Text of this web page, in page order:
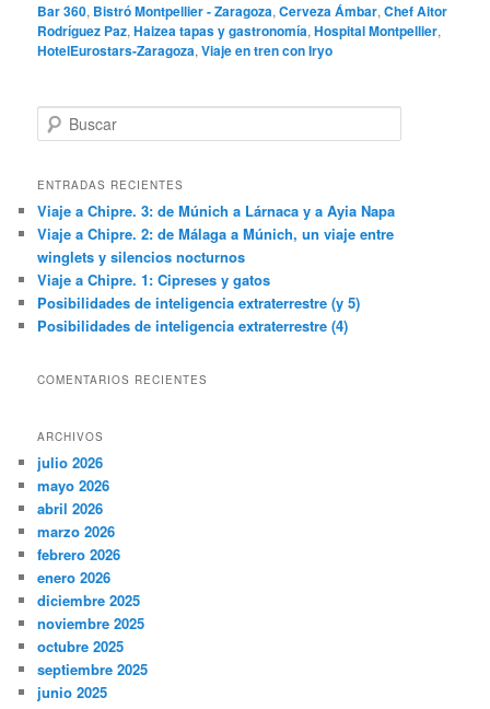
Bar 360, Bistró Montpellier - Zaragoza,Cerveza Ámbar,Chef Aitor
Rodríguez Paz,Haizea tapas y gastronomía,Hospital Montpellier,
HotelEurostars-Zaragoza,Viaje en tren con Iryo
u
c
r
ENTRADAS RECIENTES
Viaje a Chipre. 3: de Múnich a Lárnaca y a Ayia Napa
Viaje a Chipre. 2: de Málaga a Múnich, un viaje entre
winglets y silencios nocturnos
Viaje a Chipre. 1: Cipreses y gatos
Posibilidades de inteligencia extraterrestre (y 5)
Posibilidades de inteligencia extraterrestre (4)
COMENTARIOS RECIENTES
ARCHIVOS
julio 2026
mayo 2026
abril 2026
marzo 2026
febrero 2026
enero 2026
diciembre 2025
noviembre 2025
octubre 2025
septiembre 2025
junio 2025